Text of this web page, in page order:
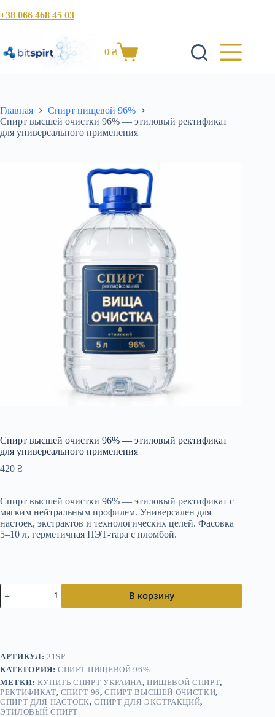
к
+38 066 468 45 03
Корзина
0 ₴
Главная
Спирт пищевой 96%
Спирт высшей очистки 96% — этиловый ректификат
для универсального применения
Спирт высшей очистки 96% — этиловый ректификат
для универсального применения
420 ₴
Спирт высшей очистки 96% — этиловый ректификат с
мягким нейтральным профилем. Универсален для
настоек, экстрактов и технологических целей. Фасовка
5–10 л, герметичная ПЭТ-тара с пломбой.
Количество
товара
Спирт
очистки
этиловый
ректификат
для
универсального
применения
В корзину
АРТИКУЛ: 21SP
КАТЕГОРИЯ:СПИРТ ПИЩЕВОЙ 96%
МЕТКИ: КУПИТЬ СПИРТ УКРАИНА, ПИЩЕВОЙ СПИРТ,
РЕКТИФИКАТ, СПИРТ 96,СПИРТ ВЫСШЕЙ ОЧИСТКИ,
СПИРТ ДЛЯ НАСТОЕК,СПИРТ ДЛЯ ЭКСТРАКЦИЙ,
ЭТИЛОВЫЙ СПИРТ